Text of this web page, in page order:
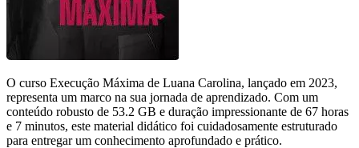
O curso Execução Máxima de Luana Carolina, lançado em 2023,
representa um marco na sua jornada de aprendizado. Com um
conteúdo robusto de 53.2 GB e duração impressionante de 67 horas
e 7 minutos, este material didático foi cuidadosamente estruturado
para entregar um conhecimento aprofundado e prático.